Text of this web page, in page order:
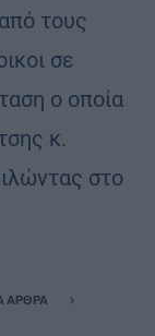
τους
σε
ο οποία
κ.
στο
ΆΡΘΡΑ